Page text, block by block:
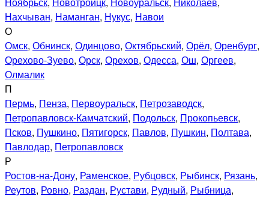
Нахчыван, Наманган, Нукус, Навои
О
Омск, Обнинск, Одинцово, Октябрьский, Орёл, Оренбург,
Орехово-Зуево, Орск, Орехов, Одесса, Ош, Оргеев,
Олмалик
П
Пермь, Пенза, Первоуральск, Петрозаводск,
Петропавловск-Камчатский, Подольск, Прокопьевск,
Псков, Пушкино, Пятигорск, Павлов, Пушкин, Полтава,
Павлодар, Петропавловск
Р
Ростов-на-Дону, Раменское, Рубцовск, Рыбинск, Рязань,
Реутов, Ровно, Раздан, Рустави, Рудный, Рыбница,